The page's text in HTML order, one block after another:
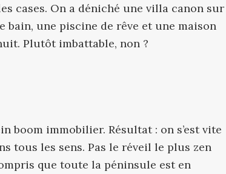
cases. On a déniché une villa canon sur
bain, une piscine de rêve et une maison
Plutôt imbattable, non ?
boom immobilier. Résultat : on s’est vite
tous les sens. Pas le réveil le plus zen
que toute la péninsule est en